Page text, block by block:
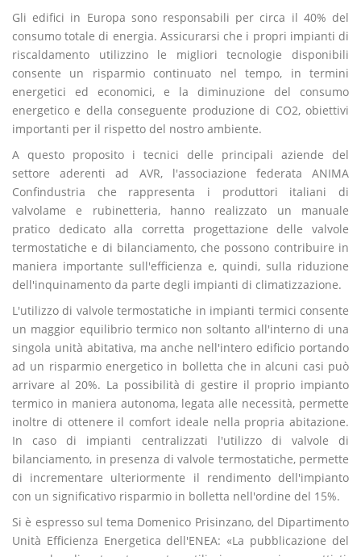
Gli edifici in Europa sono responsabili per circa il 40% del
consumo totale di energia. Assicurarsi che i propri impianti di
riscaldamento utilizzino le migliori tecnologie disponibili
consente un risparmio continuato nel tempo, in termini
energetici ed economici, e la diminuzione del consumo
energetico e della conseguente produzione di CO2, obiettivi
importanti per il rispetto del nostro ambiente.
A questo proposito i tecnici delle principali aziende del
settore aderenti ad AVR, l'associazione federata ANIMA
Confindustria che rappresenta i produttori italiani di
valvolame e rubinetteria, hanno realizzato un manuale
pratico dedicato alla corretta progettazione delle valvole
termostatiche e di bilanciamento, che possono contribuire in
maniera importante sull'efficienza e, quindi, sulla riduzione
dell'inquinamento da parte degli impianti di climatizzazione.
L'utilizzo di valvole termostatiche in impianti termici consente
un maggior equilibrio termico non soltanto all'interno di una
singola unità abitativa, ma anche nell'intero edificio portando
ad un risparmio energetico in bolletta che in alcuni casi può
arrivare al 20%. La possibilità di gestire il proprio impianto
termico in maniera autonoma, legata alle necessità, permette
inoltre di ottenere il comfort ideale nella propria abitazione.
In caso di impianti centralizzati l'utilizzo di valvole di
bilanciamento, in presenza di valvole termostatiche, permette
di incrementare ulteriormente il rendimento dell'impianto
con un significativo risparmio in bolletta nell'ordine del 15%.
Si è espresso sul tema Domenico Prisinzano, del Dipartimento
Unità Efficienza Energetica dell'ENEA: «La pubblicazione del